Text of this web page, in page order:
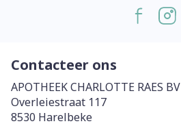
Contacteer ons
APOTHEEK CHARLOTTE RAES BV
Overleiestraat 117
8530 Harelbeke